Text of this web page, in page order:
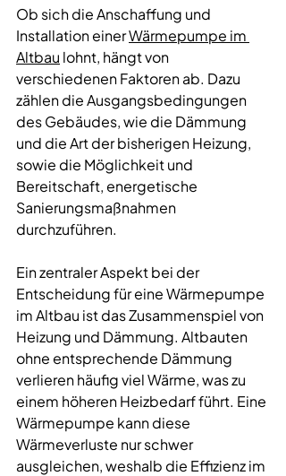
Ob sich die Anschaffung und
Installation einer Wärmepumpe im
Altbau lohnt, hängt von
verschiedenen Faktoren ab. Dazu
zählen die Ausgangsbedingungen
des Gebäudes, wie die Dämmung
und die Art der bisherigen Heizung,
sowie die Möglichkeit und
Bereitschaft, energetische
Sanierungsmaßnahmen
durchzuführen.
Ein zentraler Aspekt bei der
Entscheidung für eine Wärmepumpe
im Altbau ist das Zusammenspiel von
Heizung und Dämmung. Altbauten
ohne entsprechende Dämmung
verlieren häufig viel Wärme, was zu
einem höheren Heizbedarf führt. Eine
Wärmepumpe kann diese
Wärmeverluste nur schwer
ausgleichen, weshalb die Effizienz im